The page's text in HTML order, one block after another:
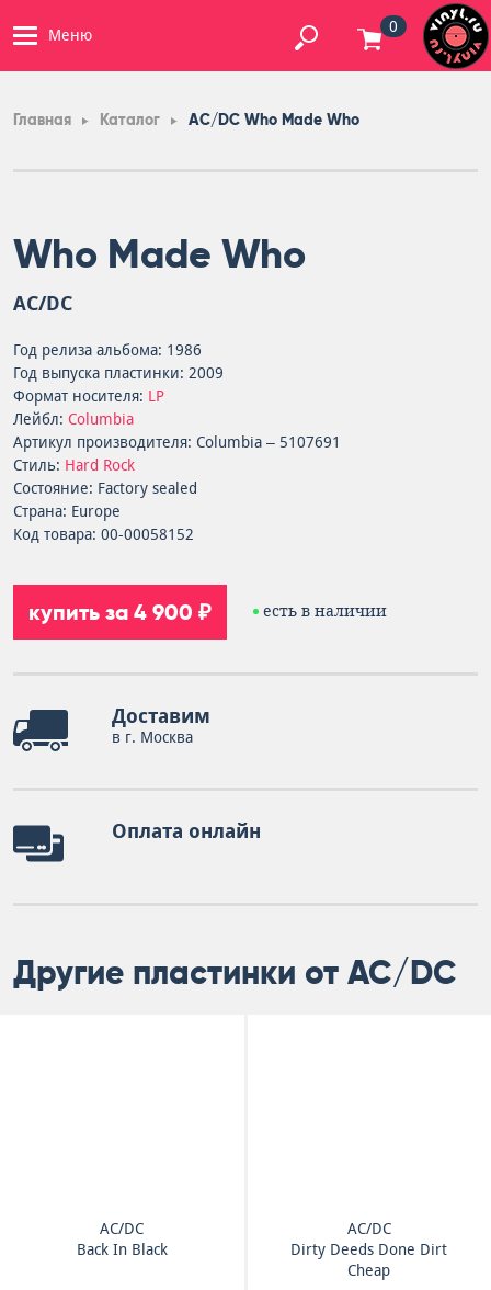
Меню 0
Главная Каталог AC/DC Who Made Who
Who Made Who
AC/DC
Год релиза альбома: 1986
Год выпуска пластинки: 2009
Формат носителя: LP
Лейбл: Columbia
Артикул производителя: Columbia – 5107691
Стиль: Hard Rock
Состояние: Factory sealed
Страна: Europe
Код товара: 00-00058152
купить за 4 900 ₽ есть в наличии
Доставим
в г. Москва
Оплата онлайн
Другие пластинки от AC/DC
AC/DC
Back In Black
AC/DC
Dirty Deeds Done Dirt
Cheap